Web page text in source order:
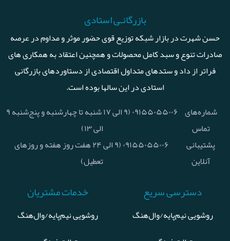
بازرگانـی استادی
حسن شهرت در بازار شبکه توزیع قوی حضور موثر و مداوم در عرصه
صادرات تنوع و سبد کامل محصولات و همچنین اعتقاد به همکاری های
فراتر از داد و ستدهای متداول اقتصادی از دستاوردهای بازرگانی
استادی در این سالها بوده است.
شماره‌های
تماس
۰۹۱۵۵۰۵۵۰۰۶ (۹ الی ۱۷ شنبه تا چهارشنبه و پنج‌شنبه ۹
الی ۱۳)
پشتیبانی
آنلاین
۰۹۱۵۵۰۵۵۰۰۶ (۹ الی ۲۴ هفت روز هفته و روزهای
تعطیل)
دسترسی سریع
روشویی نیم‌پایه/وال‌هنگ
خدمات مشتریان
روشویی نیم‌پایه/وال‌هنگ